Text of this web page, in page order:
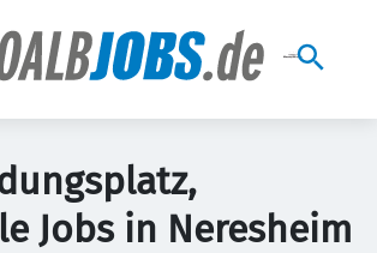
Jobs in Neresheim